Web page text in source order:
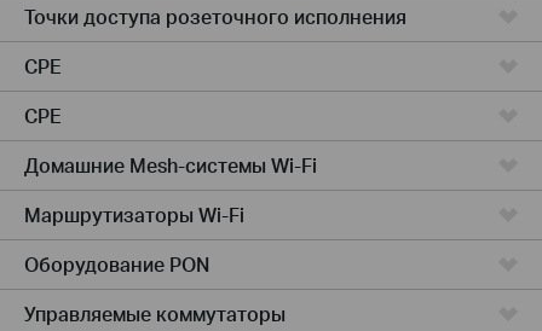
Точки доступа розеточного исполнения
CPE
CPE
Домашние Mesh-системы Wi-Fi
Маршрутизаторы Wi-Fi
Оборудование PON
Управляемые коммутаторы